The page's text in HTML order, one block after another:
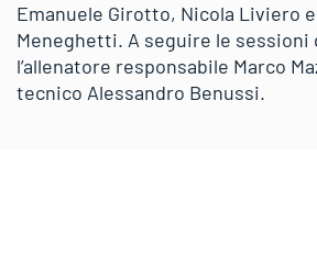
Emanuele Girotto, Nicola Liviero
Meneghetti. A seguire le sessioni
l’allenatore responsabile Marco
tecnico Alessandro Benussi.